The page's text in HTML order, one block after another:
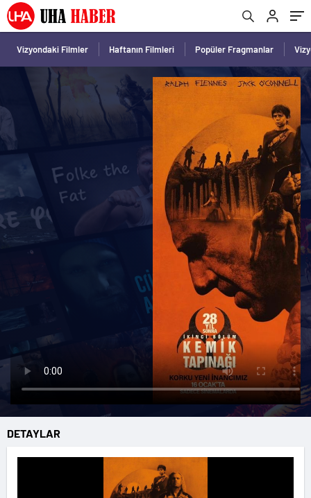
Vizyondaki Filmler Haftanın Filmleri Popüler Fragmanlar
DETAYLAR